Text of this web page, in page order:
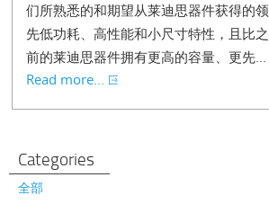
们所熟悉的和期望从莱迪思器件获得的领
先低功耗、高性能和小尺寸特性，且比之
前的莱迪思器件拥有更高的容量、更先...
Read more...
Categories
全部